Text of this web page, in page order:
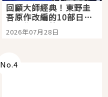
回顧大師經典！東野圭
吾原作改編的10部日本
影視作品推薦
2026年07月28日
No.4